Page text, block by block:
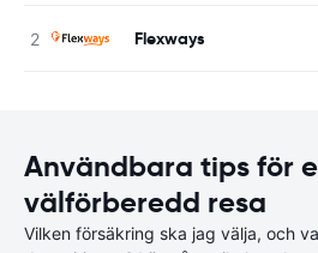
Flexways
Användbara tips för
välförberedd resa
Vilken försäkring ska jag välja, och